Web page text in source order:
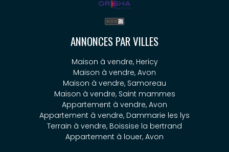
ANNONCES PAR VILLES
Maison à vendre, Hericy
Maison à vendre, Avon
Maison à vendre, Samoreau
Maison à vendre, Saint mammes
Appartement à vendre, Avon
Appartement à vendre, Dammarie les lys
Terrain à vendre, Boissise la bertrand
Appartement à louer, Avon